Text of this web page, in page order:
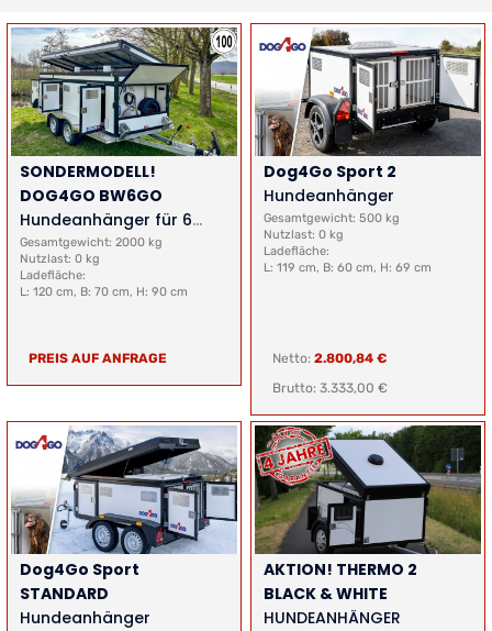
SONDERMODELL!
DOG4GO BW6GO
Hundeanhänger für 6
Hunde
Gesamtgewicht: 2000 kg
Nutzlast: 0 kg
Ladefläche:
L: 120 cm, B: 70 cm, H: 90 cm
PREIS AUF ANFRAGE
Dog4Go Sport 2
Hundeanhänger
Gesamtgewicht: 500 kg
Nutzlast: 0 kg
Ladefläche:
L: 119 cm, B: 60 cm, H: 69 cm
Netto: 2.800,84 €
Brutto: 3.333,00 €
Dog4Go Sport
STANDARD
Hundeanhänger
AKTION! THERMO 2
BLACK & WHITE
HUNDEANHÄNGER